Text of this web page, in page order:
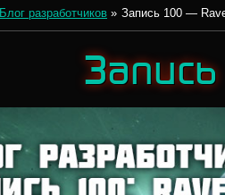
Блог разработчиков » Запись 100 —